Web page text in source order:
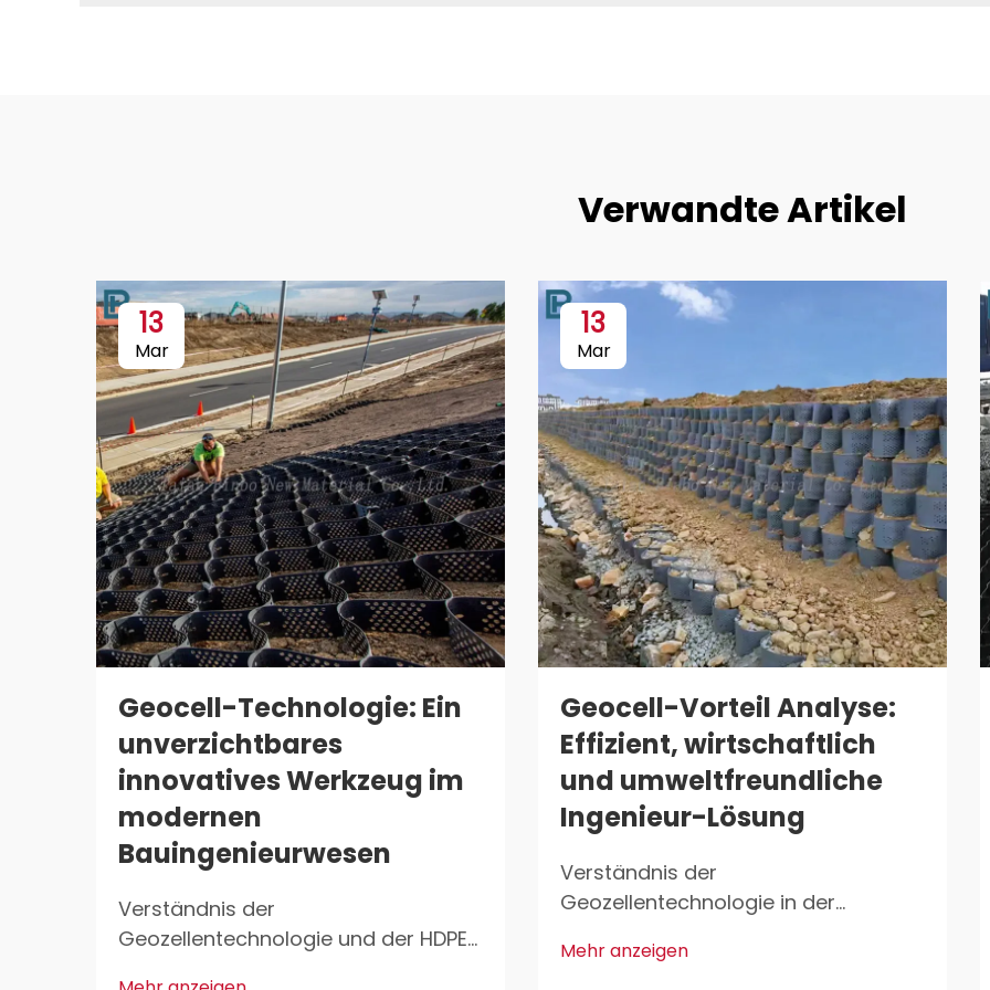
Verwandte Artikel
13
Mar
Geocell-Technologie: Ein
unverzichtbares
innovatives Werkzeug im
modernen
Bauingenieurwesen
Verständnis der
Geozellentechnologie und der HDPE-
13
Mar
Geocell-Vorteil Analyse:
Effizient, wirtschaftlich
und umweltfreundliche
Ingenieur-Lösung
Verständnis der
Geozellentechnologie in der
Wissenschaft hinter 3D-zellularen
Mehr anzeigen